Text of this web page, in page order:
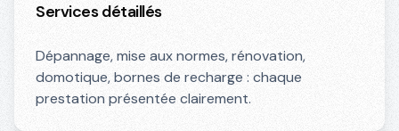
Services détaillés
Dépannage, mise aux normes, rénovation,
domotique, bornes de recharge : chaque
prestation présentée clairement.